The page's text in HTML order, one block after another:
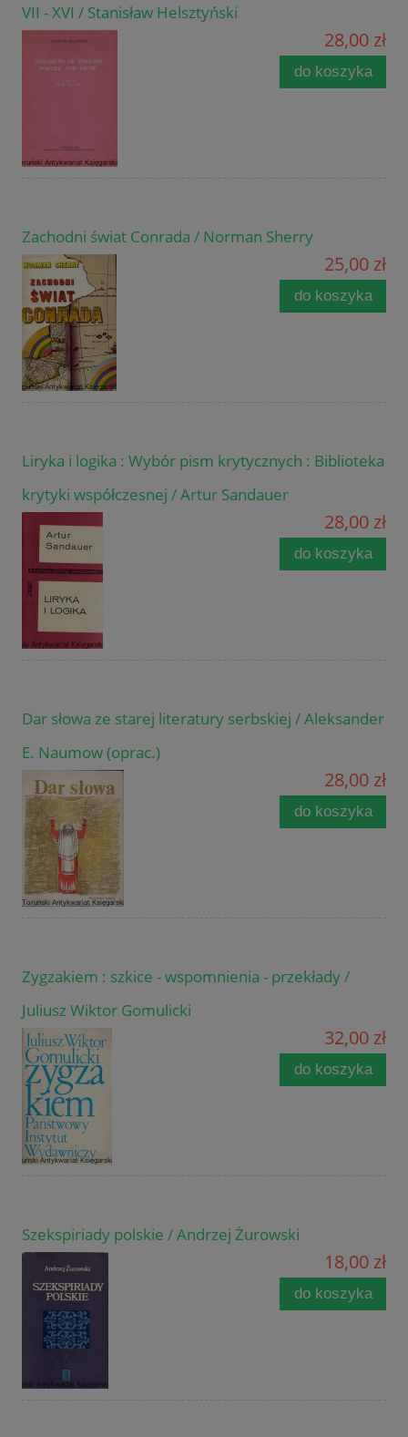
VII - XVI / Stanisław Helsztyński
28,00 zł
do koszyka
Zachodni świat Conrada / Norman Sherry
25,00 zł
do koszyka
Liryka i logika : Wybór pism krytycznych : Biblioteka
krytyki współczesnej / Artur Sandauer
28,00 zł
do koszyka
Dar słowa ze starej literatury serbskiej / Aleksander
E. Naumow (oprac.)
28,00 zł
do koszyka
Zygzakiem : szkice - wspomnienia - przekłady /
Juliusz Wiktor Gomulicki
32,00 zł
do koszyka
Szekspiriady polskie / Andrzej Żurowski
18,00 zł
do koszyka